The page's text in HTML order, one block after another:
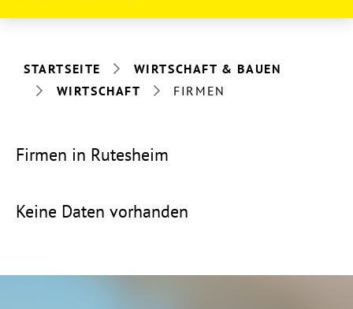
STARTSEITE
WIRTSCHAFT & BAUEN
WIRTSCHAFT
FIRMEN
Firmen in Rutesheim
Keine Daten vorhanden